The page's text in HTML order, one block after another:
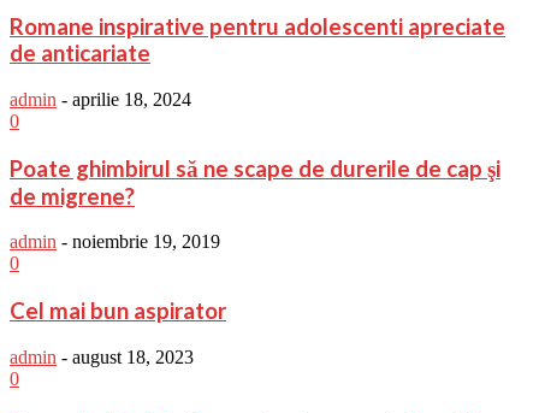
Romane inspirative pentru adolescenti apreciate
de anticariate
admin - aprilie 18, 2024
0
Poate ghimbirul să ne scape de durerile de cap şi
de migrene?
admin - noiembrie 19, 2019
0
Cel mai bun aspirator
admin - august 18, 2023
0